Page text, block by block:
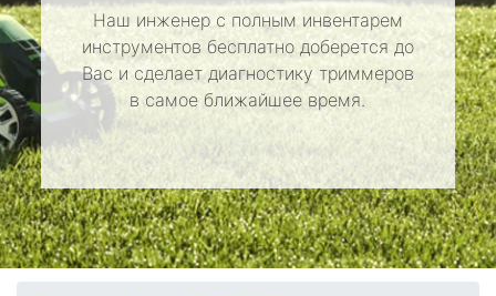
Наш инженер с полным инвентарем
инструментов бесплатно доберется до
Вас и сделает диагностику триммеров
в самое ближайшее время.